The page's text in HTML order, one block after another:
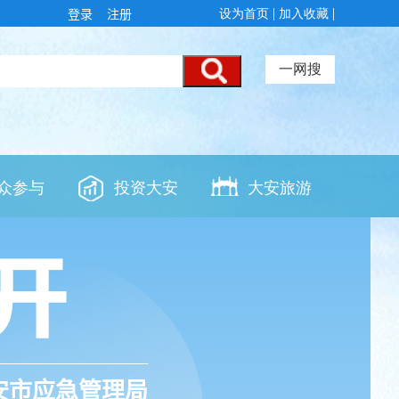
登录 注册
市应急管理局